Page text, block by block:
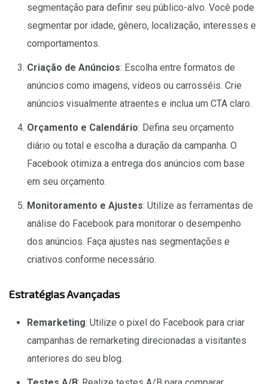
segmentação para definir seu público-alvo. Você pode
segmentar por idade, gênero, localização, interesses e
comportamentos.
Criação de Anúncios: Escolha entre formatos de
anúncios como imagens, vídeos ou carrosséis. Crie
anúncios visualmente atraentes e inclua um CTA claro.
Orçamento e Calendário: Defina seu orçamento
diário ou total e escolha a duração da campanha. O
Facebook otimiza a entrega dos anúncios com base
em seu orçamento.
Monitoramento e Ajustes: Utilize as ferramentas de
análise do Facebook para monitorar o desempenho
dos anúncios. Faça ajustes nas segmentações e
criativos conforme necessário.
Estratégias Avançadas
Remarketing: Utilize o pixel do Facebook para criar
campanhas de remarketing direcionadas a visitantes
anteriores do seu blog.